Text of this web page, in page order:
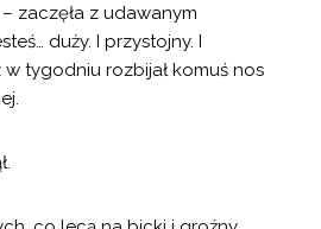
zaczęła z udawanym
duży. I przystojny. I
tygodniu rozbijał komuś nos